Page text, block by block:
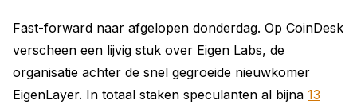
Fast-forward naar afgelopen donderdag. Op CoinDesk
verscheen een lijvig stuk over Eigen Labs, de
organisatie achter de snel gegroeide nieuwkomer
EigenLayer. In totaal staken speculanten al bijna 13